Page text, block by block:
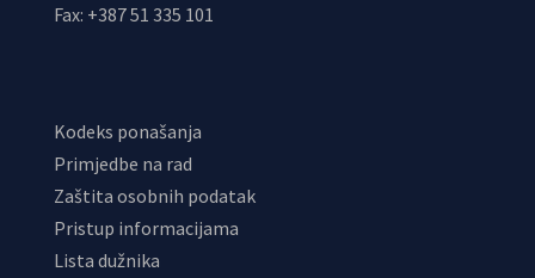
Fax: +387 51 335 101
Kodeks ponašanja
Primjedbe na rad
Zaštita osobnih podatak
Pristup informacijama
Lista dužnika